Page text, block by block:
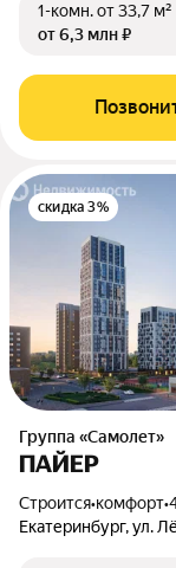
1-комн.от 33,7 м²
от 6,3 млн ₽
скидка 3%
Группа «Самолет»
ПАЙЕР
Строится•комфорт•
Екатеринбург, ул.